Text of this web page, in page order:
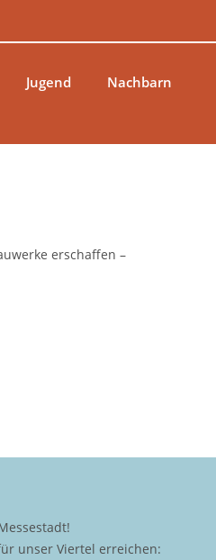
Jugend Nachbarn
erschaffen –
unser Viertel erreichen: